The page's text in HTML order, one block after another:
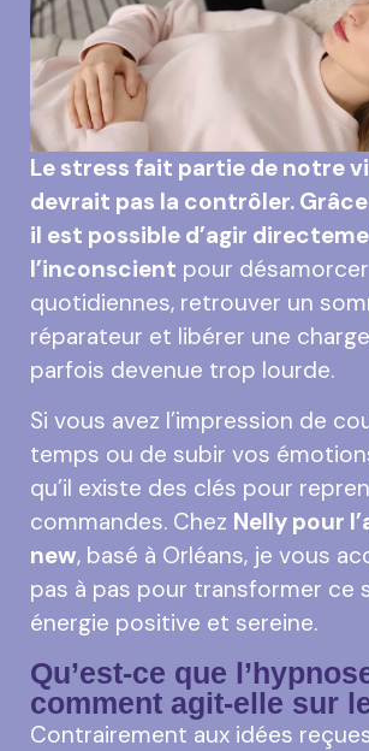
Le stress fait partie de notre
devrait pas la contrôler. Grâce
il est possible d’agir
l’inconscient pour
quotidiennes, retrouver un
réparateur et libérer une
parfois devenue trop lourde.
Si vous avez l’impression de
temps ou de subir vos
qu’il existe des clés pour
commandes. Chez Nelly pour
new, basé à Orléans, je vous
pas à pas pour transformer ce
énergie positive et sereine.
Qu’est-ce que
comment agit-elle sur
Contrairement aux idées